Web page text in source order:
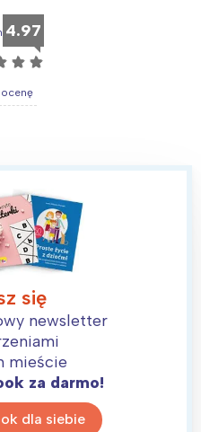
4.97
☆ ☆
się
newsletter
mieście
za darmo!
dla siebie
wydarzenia z
Śląsk